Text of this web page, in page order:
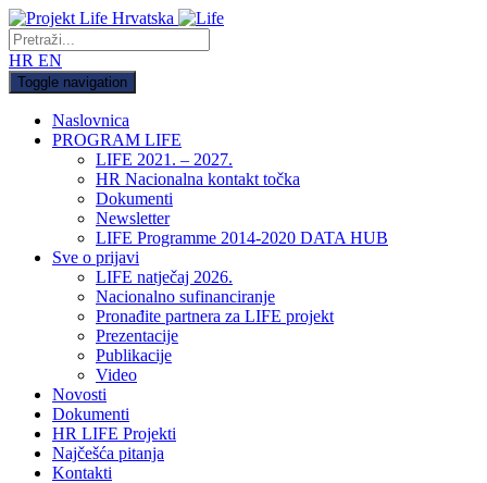
HR EN
Toggle navigation
Naslovnica
PROGRAM LIFE
LIFE 2021. – 2027.
HR Nacionalna kontakt točka
Dokumenti
Newsletter
LIFE Programme 2014-2020 DATA HUB
Sve o prijavi
LIFE natječaj 2026.
Nacionalno sufinanciranje
Pronađite partnera za LIFE projekt
Prezentacije
Publikacije
Video
Novosti
Dokumenti
HR LIFE Projekti
Najčešća pitanja
Kontakti